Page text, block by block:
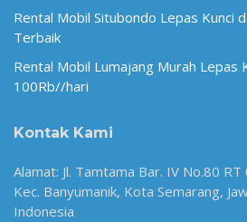
Rental Mobil Situbondo Lepas Kunci
Terbaik
Rental Mobil Lumajang Murah Lepas
100Rb//hari
Kontak Kami
Alamat: Jl. Tamtama Bar. IV No.80
Kec. Banyumanik, Kota Semarang,
Indonesia